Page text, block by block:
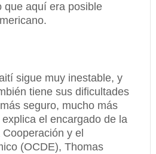
que aquí era posible
sigue muy inestable, y
tiene sus dificultades
seguro, mucho más
el encargado de la
y el
(OCDE), Thomas